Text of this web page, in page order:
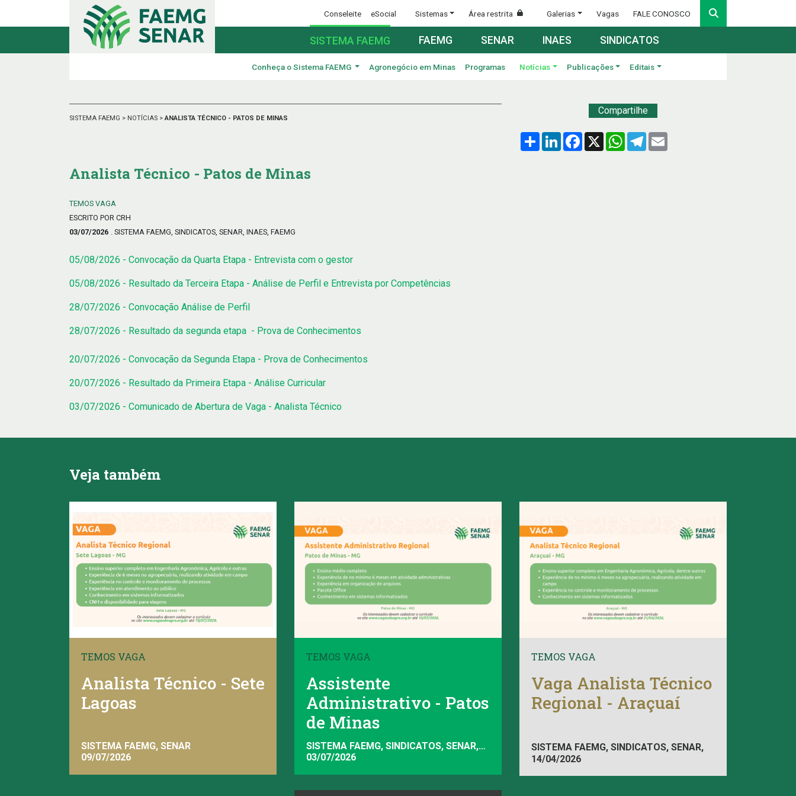
Conseleite eSocial Sistemas Área restrita Galerias Vagas FALE CONOSCO
SISTEMA FAEMG FAEMG SENAR INAES SINDICATOS
Conheça o Sistema FAEMG Agronegócio em Minas Programas Notícias Publicações Editais
SISTEMA FAEMG > NOTÍCIAS >ANALISTA TÉCNICO - PATOS DE MINAS
Compartilhe
Compartilhar
LinkedInFacebook
X WhatsApp
Telegram
Analista Técnico - Patos de Minas
TEMOS VAGA
ESCRITO POR CRH
03/07/2026 . SISTEMA FAEMG, SINDICATOS, SENAR, INAES, FAEMG
05/08/2026 - Convocação da Quarta Etapa - Entrevista com o gestor
05/08/2026 - Resultado da Terceira Etapa - Análise de Perfil e Entrevista por Competências
28/07/2026 - Convocação Análise de Perfil
28/07/2026 - Resultado da segunda etapa - Prova de Conhecimentos
20/07/2026 - Convocação da Segunda Etapa - Prova de Conhecimentos
20/07/2026 - Resultado da Primeira Etapa - Análise Curricular
03/07/2026 - Comunicado de Abertura de Vaga - Analista Técnico
Veja também
TEMOS VAGA
Analista Técnico - Sete
Lagoas
SISTEMA FAEMG, SENAR
09/07/2026
TEMOS VAGA
Assistente
Administrativo - Patos
de Minas
SISTEMA FAEMG, SINDICATOS, SENAR,
INAES, FAEMG
03/07/2026
TEMOS VAGA
Vaga Analista Técnico
Regional - Araçuaí
SISTEMA FAEMG, SINDICATOS, SENAR,
INAES, FAEMG
14/04/2026